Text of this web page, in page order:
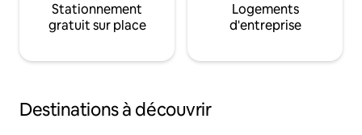
Stationnement
gratuit sur place
Logements
d'entreprise
Destinations à découvrir